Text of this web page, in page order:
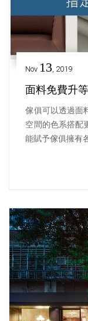
Nov 13, 2019
面料免費升
傢俱可以透過面
空間的色系搭配
能賦予傢俱擁有